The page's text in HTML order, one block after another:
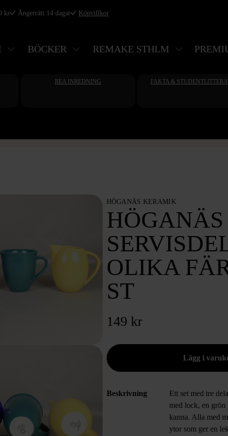
kr Ångerrätt 14 dagar Köpvillkor
BÖCKER REMAKE STHLM
REA INREDNING FAKTA &
HÖGANÄS KERAMIK
HÖGANÄS
OLIKA
ST
149 kr
Beskrivning
Ett set med tre
med lock, en
kanna. Alla med
ytor som ger en